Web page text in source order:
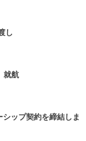
し
就航
ップ契約を締結しま